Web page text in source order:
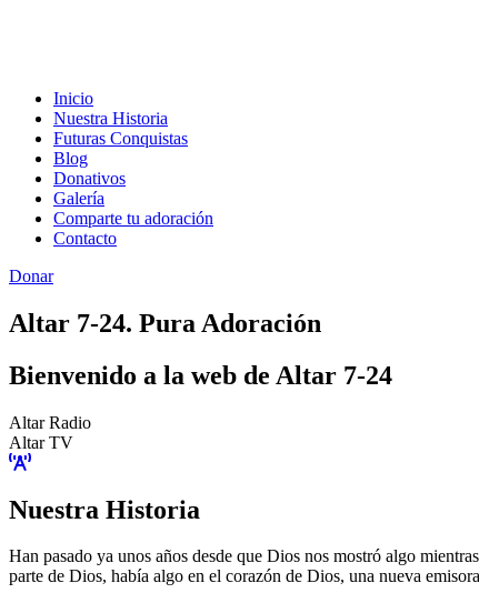
Inicio
Nuestra Historia
Futuras Conquistas
Blog
Donativos
Galería
Comparte tu adoración
Contacto
Donar
Altar 7-24. Pura Adoración
Bienvenido a la web de Altar 7-24
Altar Radio
Altar TV
Nuestra Historia
Han pasado ya unos años desde que Dios nos mostró algo
parte de Dios, había algo en el corazón de Dios, una nueva